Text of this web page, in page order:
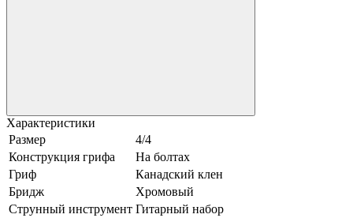
Характеристики
Размер
4/4
Конструкция грифа
На болтах
Гриф
Канадский клен
Бридж
Хромовый
Струнный инструмент Гитарный набор